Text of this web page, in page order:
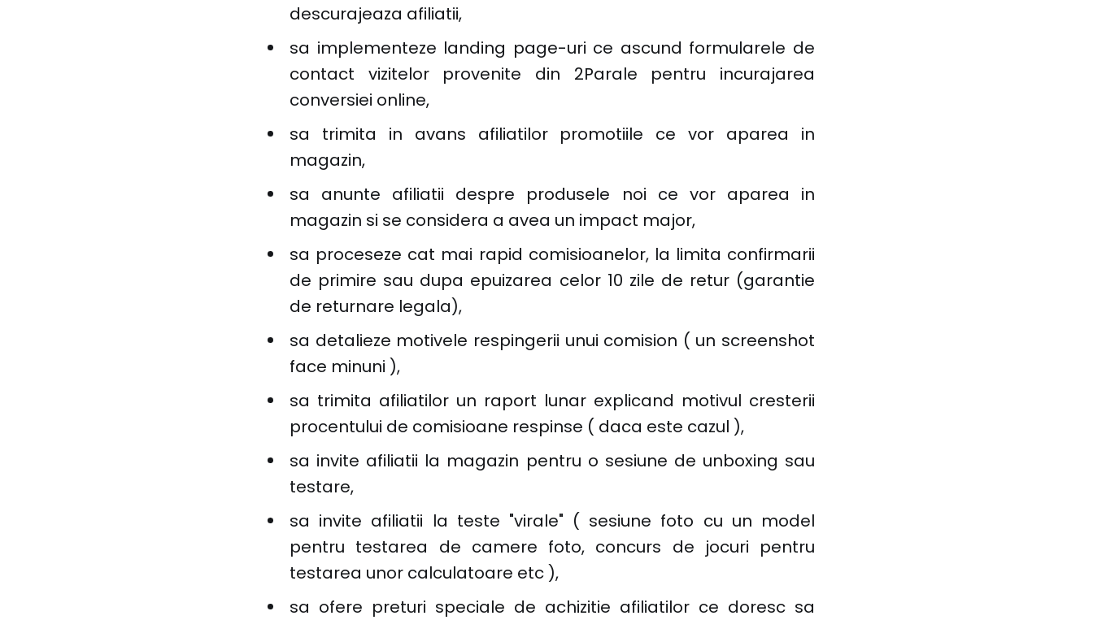
descurajeaza afiliatii,
sa implementeze landing page-uri ce ascund formularele de
contact vizitelor provenite din 2Parale pentru incurajarea
conversiei online,
sa trimita in avans afiliatilor promotiile ce vor aparea in
magazin,
sa anunte afiliatii despre produsele noi ce vor aparea in
magazin si se considera a avea un impact major,
sa proceseze cat mai rapid comisioanelor, la limita confirmarii
de primire sau dupa epuizarea celor 10 zile de retur (garantie
de returnare legala),
sa detalieze motivele respingerii unui comision ( un screenshot
face minuni ),
sa trimita afiliatilor un raport lunar explicand motivul cresterii
procentului de comisioane respinse ( daca este cazul ),
sa invite afiliatii la magazin pentru o sesiune de unboxing sau
testare,
sa invite afiliatii la teste "virale" ( sesiune foto cu un model
pentru testarea de camere foto, concurs de jocuri pentru
testarea unor calculatoare etc ),
sa ofere preturi speciale de achizitie afiliatilor ce doresc sa